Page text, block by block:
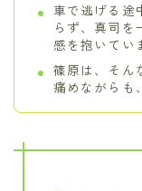
車で逃げる途
らず、真司を
感を抱いてい
篠原は、そん
痛めながらも